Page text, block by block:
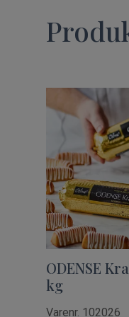
ODENSE
kg
Varenr. 102026